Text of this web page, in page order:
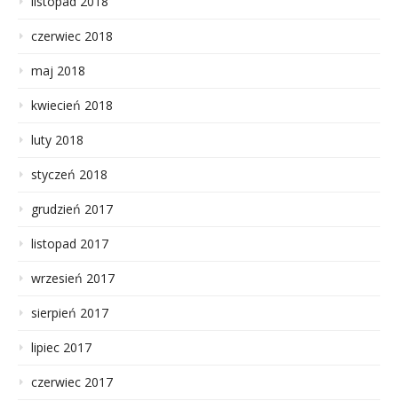
czerwiec 2018
maj 2018
kwiecień 2018
luty 2018
styczeń 2018
grudzień 2017
listopad 2017
wrzesień 2017
sierpień 2017
lipiec 2017
czerwiec 2017